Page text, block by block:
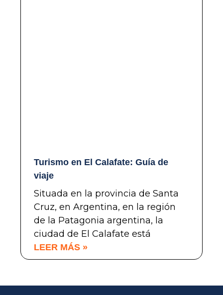
Turismo en El Calafate: Guía de
viaje
Situada en la provincia de Santa
Cruz, en Argentina, en la región
de la Patagonia argentina, la
ciudad de El Calafate está
LEER MÁS »